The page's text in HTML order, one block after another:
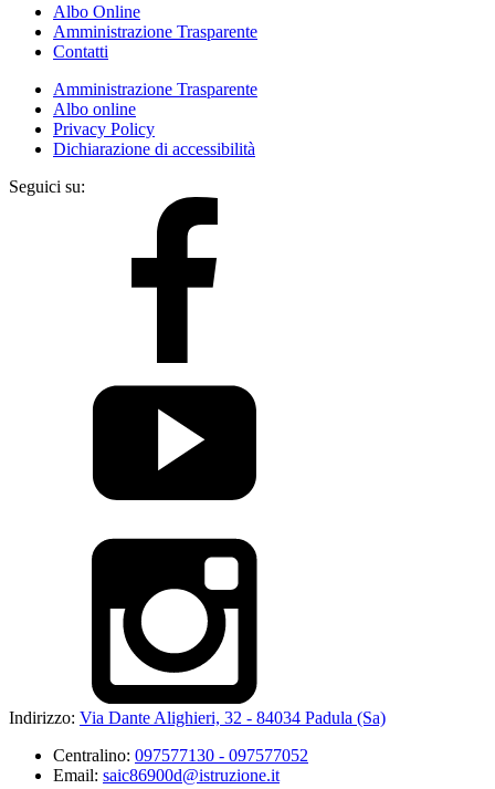
Albo Online
Amministrazione Trasparente
Contatti
Amministrazione Trasparente
Albo online
Privacy Policy
Dichiarazione di accessibilità
Seguici su:
Indirizzo: Via Dante Alighieri, 32 - 84034 Padula (Sa)
Centralino: 097577130 - 097577052
Email: saic86900d@istruzione.it